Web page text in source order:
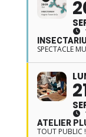
SPECTACLE
ATELIER
TOUT PUBLIC !